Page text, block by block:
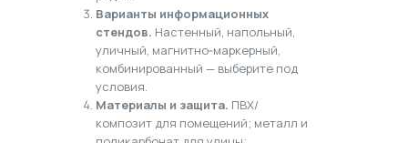
Варианты информационных
стендов. Настенный, напольный,
уличный, магнитно‑маркерный,
комбинированный — выберите под
условия.
Материалы и защита. ПВХ/
композит для помещений; металл и